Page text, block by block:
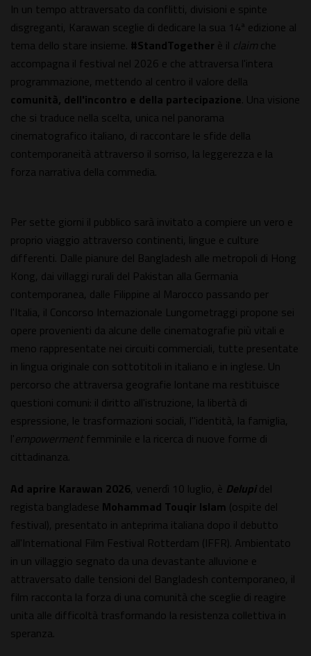
In un tempo attraversato da conflitti, divisioni e spinte
disgreganti, Karawan sceglie di dedicare la sua 14ª edizione al
tema dello stare insieme. #StandTogether è il claim che
accompagna il festival nel 2026 e che attraversa l'intera
programmazione, mettendo al centro il valore della
comunità, dell'incontro e della partecipazione. Una visione
che si traduce nella scelta, unica nel panorama
cinematografico italiano, di raccontare le sfide della
contemporaneità attraverso il sorriso, la leggerezza e la
forza narrativa della commedia.
Per sette giorni il pubblico sarà invitato a compiere un vero e
proprio viaggio attraverso continenti, lingue e culture
differenti. Dalle pianure del Bangladesh alle metropoli di Hong
Kong, dai villaggi rurali del Pakistan alla Germania
contemporanea, dalle Filippine al Marocco passando per
l'Italia, il Concorso Internazionale Lungometraggi propone sei
opere provenienti da alcune delle cinematografie più vitali e
meno rappresentate nei circuiti commerciali, tutte presentate
in lingua originale con sottotitoli in italiano e in inglese. Un
percorso che attraversa geografie lontane ma restituisce
questioni comuni: il diritto all'istruzione, la libertà di
espressione, le trasformazioni sociali, l''identità, la famiglia,
l'empowermentfemminile e la ricerca di nuove forme di
cittadinanza.
Ad aprire Karawan 2026, venerdì 10 luglio, è Delupidel
regista bangladese Mohammad Touqir Islam (ospite del
festival), presentato in anteprima italiana dopo il debutto
all'International Film Festival Rotterdam (IFFR). Ambientato
in un villaggio segnato da una devastante alluvione e
attraversato dalle tensioni del Bangladesh contemporaneo, il
film racconta la forza di una comunità che sceglie di reagire
unita alle difficoltà trasformando la resistenza collettiva in
speranza.